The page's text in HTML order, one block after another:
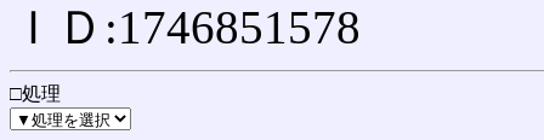
ＩＤ:1746851578
□処理